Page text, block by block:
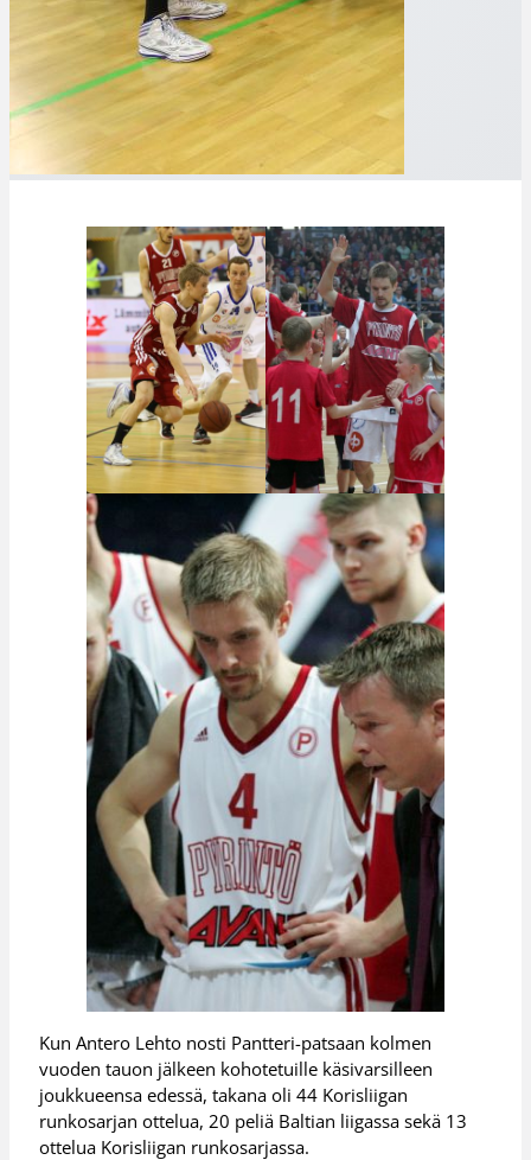
Kun Antero Lehto nosti Pantteri-patsaan kolmen
vuoden tauon jälkeen kohotetuille käsivarsilleen
joukkueensa edessä, takana oli 44 Korisliigan
runkosarjan ottelua, 20 peliä Baltian liigassa sekä 13
ottelua Korisliigan runkosarjassa.